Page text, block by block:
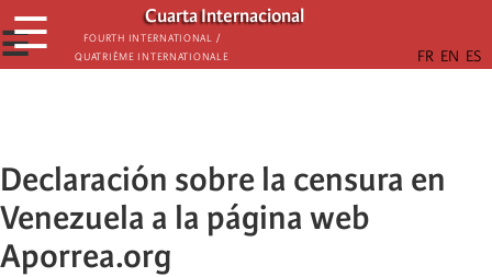
Skip
to
main
Cuarta Internacional
Fourth International /
Quatrième internationale
☰
☰
Declaración sobre la censura en
Venezuela a la página web
Aporrea.org